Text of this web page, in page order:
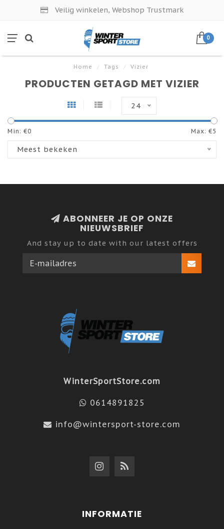
Veilig winkelen, Webshop Trustmark
0
Home / Tags / Vizier
PRODUCTEN GETAGD MET VIZIER
24
Min: €0 Max: €5
Meest bekeken
ABONNEER JE OP ONZE
NIEUWSBRIEF
And stay up to date with our latest offers
WinterSportStore.com
0614891825
info@wintersport-store.com
INFORMATIE